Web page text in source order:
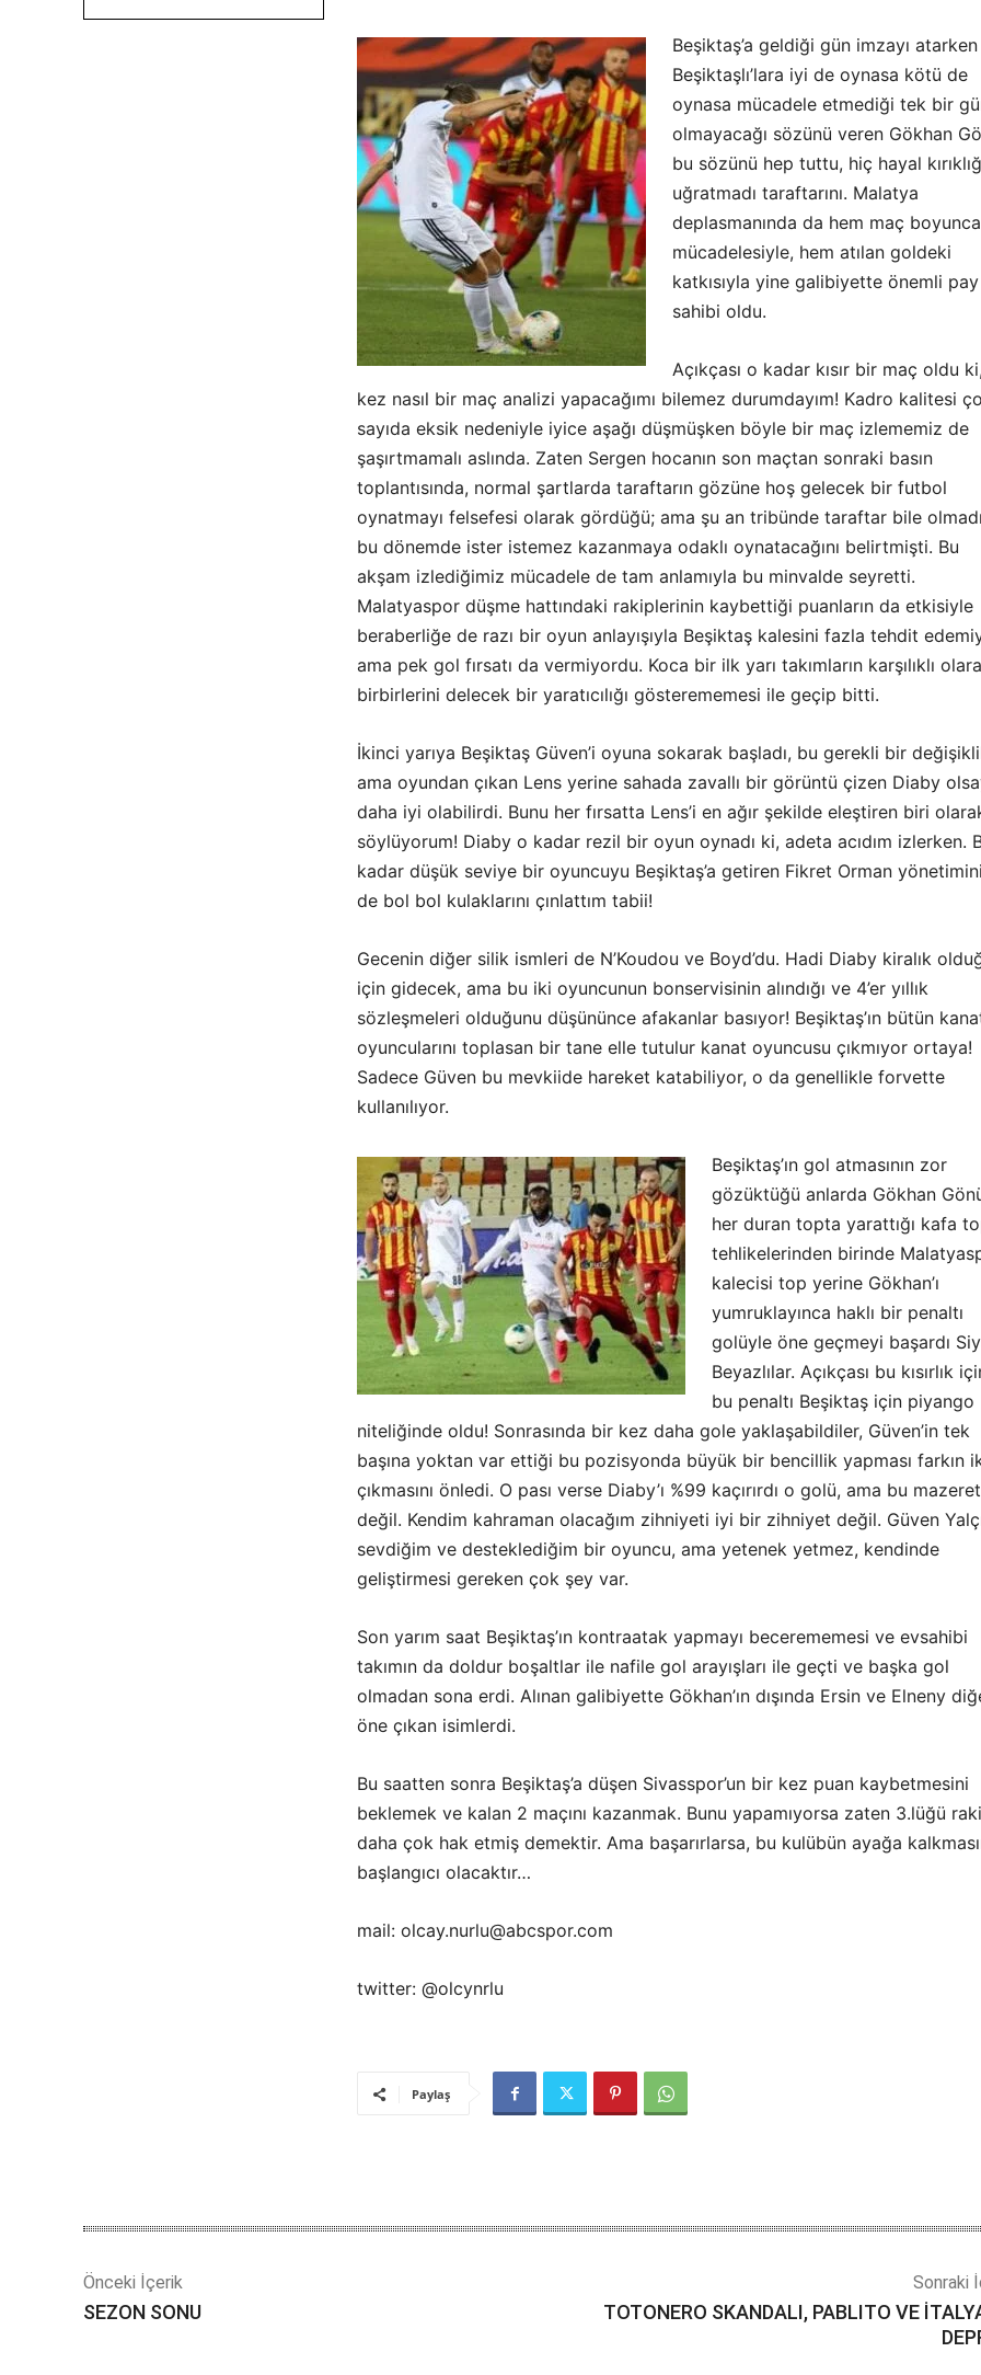
Beşiktaş’a geldiği gün imzayı atarken
Beşiktaşlı’lara iyi de oynasa kötü de
oynasa mücadele etmediği tek bir
olmayacağı sözünü veren Gökhan
bu sözünü hep tuttu, hiç hayal
uğratmadı taraftarını. Malatya
deplasmanında da hem maç boyunca
mücadelesiyle, hem atılan goldeki
katkısıyla yine galibiyette önemli pay
sahibi oldu.
Açıkçası o kadar kısır bir maç oldu
kez nasıl bir maç analizi yapacağımı bilemez durumdayım! Kadro kalitesi
sayıda eksik nedeniyle iyice aşağı düşmüşken böyle bir maç izlememiz de
şaşırtmamalı aslında. Zaten Sergen hocanın son maçtan sonraki basın
toplantısında, normal şartlarda taraftarın gözüne hoş gelecek bir futbol
oynatmayı felsefesi olarak gördüğü; ama şu an tribünde taraftar bile
bu dönemde ister istemez kazanmaya odaklı oynatacağını belirtmişti. Bu
akşam izlediğimiz mücadele de tam anlamıyla bu minvalde seyretti.
Malatyaspor düşme hattındaki rakiplerinin kaybettiği puanların da etkisiyle
beraberliğe de razı bir oyun anlayışıyla Beşiktaş kalesini fazla tehdit
ama pek gol fırsatı da vermiyordu. Koca bir ilk yarı takımların karşılıklı
birbirlerini delecek bir yaratıcılığı gösterememesi ile geçip bitti.
İkinci yarıya Beşiktaş Güven’i oyuna sokarak başladı, bu gerekli bir
ama oyundan çıkan Lens yerine sahada zavallı bir görüntü çizen Diaby
daha iyi olabilirdi. Bunu her fırsatta Lens’i en ağır şekilde eleştiren biri
söylüyorum! Diaby o kadar rezil bir oyun oynadı ki, adeta acıdım izlerken.
kadar düşük seviye bir oyuncuyu Beşiktaş’a getiren Fikret Orman
de bol bol kulaklarını çınlattım tabii!
Gecenin diğer silik ismleri de N’Koudou ve Boyd’du. Hadi Diaby kiralık
için gidecek, ama bu iki oyuncunun bonservisinin alındığı ve 4’er yıllık
sözleşmeleri olduğunu düşününce afakanlar basıyor! Beşiktaş’ın bütün
oyuncularını toplasan bir tane elle tutulur kanat oyuncusu çıkmıyor ortaya!
Sadece Güven bu mevkiide hareket katabiliyor, o da genellikle forvette
kullanılıyor.
Beşiktaş’ın gol atmasının zor
gözüktüğü anlarda Gökhan
her duran topta yarattığı kafa
tehlikelerinden birinde
kalecisi top yerine Gökhan’ı
yumruklayınca haklı bir penaltı
golüyle öne geçmeyi başardı
Beyazlılar. Açıkçası bu kısırlık
bu penaltı Beşiktaş için piyango
niteliğinde oldu! Sonrasında bir kez daha gole yaklaşabildiler, Güven’in tek
başına yoktan var ettiği bu pozisyonda büyük bir bencillik yapması farkın
çıkmasını önledi. O pası verse Diaby’ı %99 kaçırırdı o golü, ama bu mazeret
değil. Kendim kahraman olacağım zihniyeti iyi bir zihniyet değil. Güven
sevdiğim ve desteklediğim bir oyuncu, ama yetenek yetmez, kendinde
geliştirmesi gereken çok şey var.
Son yarım saat Beşiktaş’ın kontraatak yapmayı becerememesi ve evsahibi
takımın da doldur boşaltlar ile nafile gol arayışları ile geçti ve başka gol
olmadan sona erdi. Alınan galibiyette Gökhan’ın dışında Ersin ve Elneny
öne çıkan isimlerdi.
Bu saatten sonra Beşiktaş’a düşen Sivasspor’un bir kez puan kaybetmesini
beklemek ve kalan 2 maçını kazanmak. Bunu yapamıyorsa zaten 3.lüğü
daha çok hak etmiş demektir. Ama başarırlarsa, bu kulübün ayağa
başlangıcı olacaktır…
mail: olcay.nurlu@abcspor.com
twitter: @olcynrlu
Paylaş
Önceki İçerik
SEZON SONU
Sonraki
TOTONERO SKANDALI, PABLITO VE